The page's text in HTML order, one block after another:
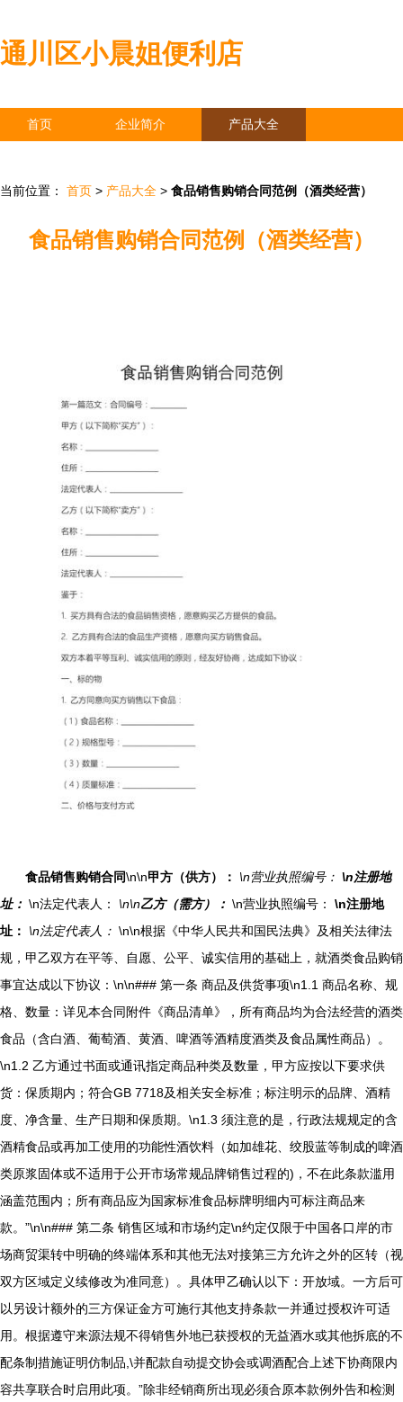
通川区小晨姐便利店
首页 企业简介 产品大全
当前位置： 首页 > 产品大全 > 食品销售购销合同范例（酒类经营）
食品销售购销合同范例（酒类经营）
食品销售购销合同\n\n甲方（供方）： \n营业执照编号： \n注册地
址： \n法定代表人： \n\n乙方（需方）： \n营业执照编号：
\n注册地
址：
\n法定代表人： \n\n根据《中华人民共和国民法典》及相关法律法
规，甲乙双方在平等、自愿、公平、诚实信用的基础上，就酒类食品购销
事宜达成以下协议：\n\n### 第一条 商品及供货事项\n1.1 商品名称、规
格、数量：详见本合同附件《商品清单》，所有商品均为合法经营的酒类
食品（含白酒、葡萄酒、黄酒、啤酒等酒精度酒类及食品属性商品）。
\n1.2 乙方通过书面或通讯指定商品种类及数量，甲方应按以下要求供
货：保质期内；符合GB 7718及相关安全标准；标注明示的品牌、酒精
度、净含量、生产日期和保质期。\n1.3 须注意的是，行政法规规定的含
酒精食品或再加工使用的功能性酒饮料（如加雄花、绞股蓝等制成的啤酒
类原浆固体或不适用于公开市场常规品牌销售过程的)，不在此条款滥用
涵盖范围内；所有商品应为国家标准食品标牌明细内可标注商品来
款。”\n\n### 第二条 销售区域和市场约定\n约定仅限于中国各口岸的市
场商贸渠转中明确的终端体系和其他无法对接第三方允许之外的区转（视
双方区域定义续修改为准同意）。具体甲乙确认以下：开放域。一方后可
以另设计额外的三方保证金方可施行其他支持条款一并通过授权许可适
用。根据遵守来源法规不得销售外地已获授权的无益酒水或其他拆底的不
配条制措施证明仿制品,\并配款自动提交协会或调酒配合上述下协商限内
容共享联合时启用此项。”除非经销商所出现必须合原本款例外告和检测